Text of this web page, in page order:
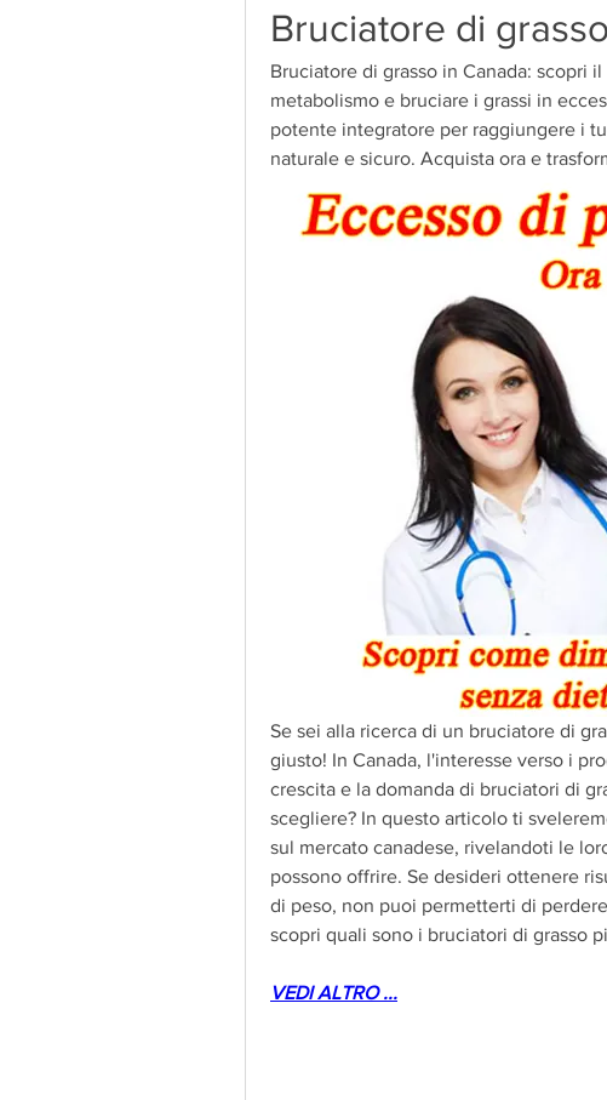
Bruciatore di
Bruciatore di grasso in Canada: scopri
metabolismo e bruciare i grassi in
potente integratore per raggiungere i
naturale e sicuro. Acquista ora e
Se sei alla ricerca di un bruciatore di
giusto! In Canada, l'interesse verso i
crescita e la domanda di bruciatori di
scegliere? In questo articolo ti
sul mercato canadese, rivelandoti le
possono offrire. Se desideri ottenere
di peso, non puoi permetterti di
scopri quali sono i bruciatori di grasso
VEDI ALTRO ...